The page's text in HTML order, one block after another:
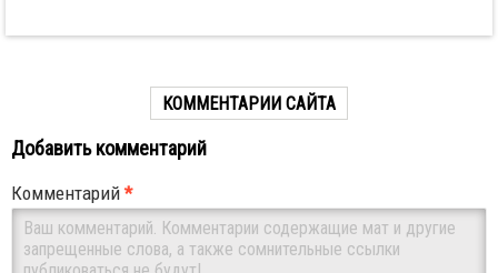
КОММЕНТАРИИ САЙТА
Добавить комментарий
Комментарий*